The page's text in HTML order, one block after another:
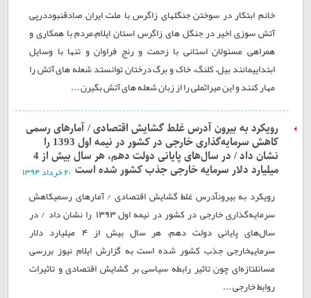
خانم ابتکار در سوختن جنگلهای زاگرس با ملت ایران صادقنبوددرپی
آتش سوزی اخیر در جنگل های زاگرس استان ایلام،مردم با همکاری و
همراهی مسئولان استانی با زحمت و رنج فراوان و تنها با وسایل
ابتداییمانند بیل، کلنگ، خاک و برگ درختان توانستد شعله های آتش را
مهار کنند و این میراثملی را از زبان شعله های آتش بگیرن ...
رویکرد به بیرون آدرس غلط گشایش اقتصادی / آمارهای رسمی
کاهش سرمایه‌گذاری خارجی در کشور در نیمه اول 1393 را
نشان داد / در سال‌های پایانی دولت دهم، هر سال بیش از 4
میلیارد دلار سرمایه خارجی جذب کشور شده است ۲۰ خرداد ۱۳۹۴
رویکرد به بیرونآدرس غلط گشایش اقتصادی / آمارهای رسمیکاهش
سرمایه‌گذاری خارجی در کشور در نیمه اول 1393 را نشان داد / در
سال‌های پایانی دولت دهم، هر سال بیش از 4 میلیارد دلار
سرمایهخارجی جذب کشور شده است به گزارش ایلام نیوز بررسی
مسائلتازه‌ای چون تاثیر رابطه سیاسی بر گشایش اقتصادی و تاثیرات
روابط خارجی ...